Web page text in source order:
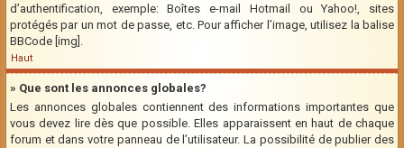
d’authentification, exemple: Boîtes e-mail Hotmail ou Yahoo!, sites
protégés par un mot de passe, etc. Pour afficher l’image, utilisez la balise
BBCode [img].
Haut
» Que sont les annonces globales?
Les annonces globales contiennent des informations importantes que
vous devez lire dès que possible. Elles apparaissent en haut de chaque
forum et dans votre panneau de l’utilisateur. La possibilité de publier des